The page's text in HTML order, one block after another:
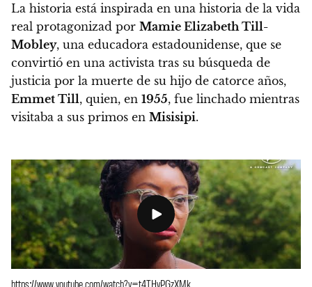
La historia está inspirada en una historia de la vida
real protagonizad por Mamie Elizabeth Till-
Mobley, una educadora estadounidense, que se
convirtió en una activista tras su búsqueda de
justicia por la muerte de su hijo de catorce años,
Emmet Till, quien, en 1955, fue linchado mientras
visitaba a sus primos en Misisipi.
https://www.youtube.com/watch?v=t4THyPGzXMk